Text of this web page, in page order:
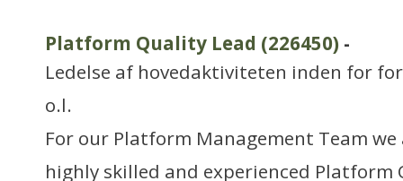
Platform Quality Lead (226450) -
Ledelse af hovedaktiviteten inden for
o.l.
For our Platform Management Team
highly skilled and experienced Platform